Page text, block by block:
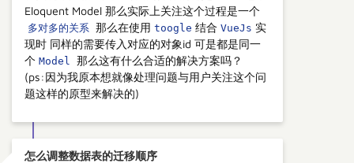
Eloquent Model 那么实际上关注这个过程是一个
多对多的关系 那么在使用 toogle 结合 VueJs 实
现时 同样的需要传入对应的对象id 可是都是同一
个 Model
那么这有什么合适的解决方案吗？
(ps:因为我原本想就像处理问题与用户关注这个问
题这样的原型来解决的)
怎么调整数据表的迁移顺序